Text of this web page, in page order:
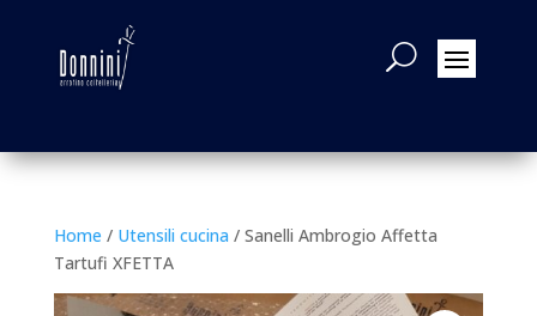
Home / Utensili cucina / Sanelli Ambrogio Affetta
Tartufi XFETTA